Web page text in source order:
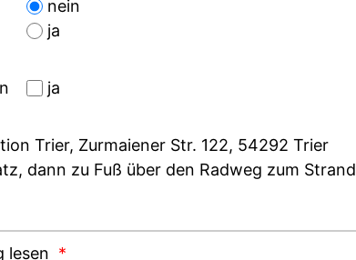
nein
ja
ja
Trier, Zurmaiener Str. 122, 54292 Trier
dann zu Fuß über den Radweg zum Strand
lesen *